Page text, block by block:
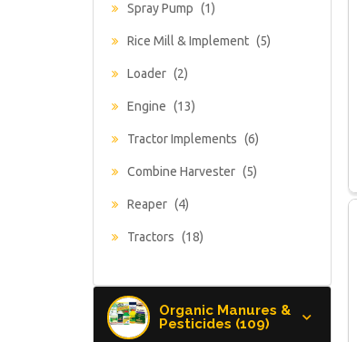
Spray Pump (1)
Rice Mill & Implement (5)
Loader (2)
Engine (13)
Tractor Implements (6)
Combine Harvester (5)
Reaper (4)
Tractors (18)
Organic Manures &
Pesticides (109)